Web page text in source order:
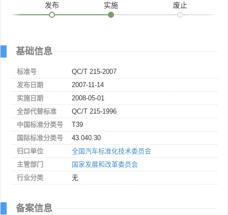
发布 实施 废止
基础信息
标准号
QC/T 215-2007
发布日期
2007-11-14
实施日期
2008-05-01
全部代替标准
QC/T 215-1996
中国标准分类号
T39
国际标准分类号
43.040.30
归口单位
全国汽车标准化技术委员会
主管部门
国家发展和改革委员会
行业分类
无
备案信息